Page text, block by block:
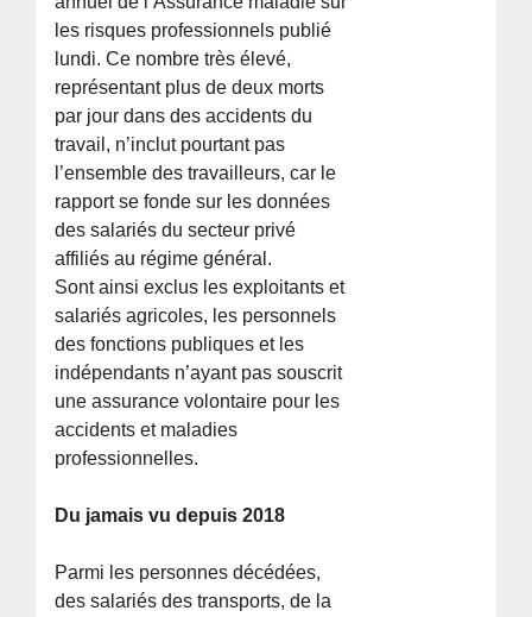
les risques professionnels publié
lundi. Ce nombre très élevé,
représentant plus de deux morts
par jour dans des accidents du
travail, n’inclut pourtant pas
l’ensemble des travailleurs, car le
rapport se fonde sur les données
des salariés du secteur privé
affiliés au régime général.
Sont ainsi exclus les exploitants et
salariés agricoles, les personnels
des fonctions publiques et les
indépendants n’ayant pas souscrit
une assurance volontaire pour les
accidents et maladies
professionnelles.
Du jamais vu depuis 2018
Parmi les personnes décédées,
des salariés des transports, de la